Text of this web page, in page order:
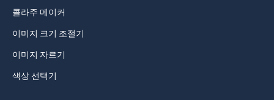
콜라주 메이커
이미지 크기 조절기
이미지 자르기
색상 선택기